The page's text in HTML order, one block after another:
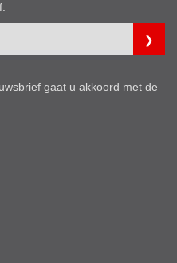
gaat u akkoord met de